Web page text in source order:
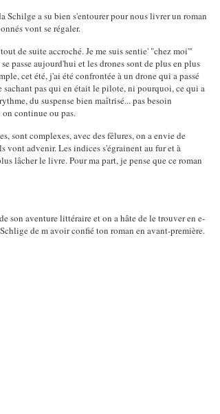
Schilge a su bien s'entourer pour nous livrer un roman
vont se régaler.
de suite accroché. Je me suis sentie' "chez moi'"
passe aujourd'hui et les drones sont de plus en plus
cet été, j'ai été confrontée à un drone qui a passé
sachant pas qui en était le pilote, ni pourquoi, ce qui a
du suspense bien maîtrisé... pas besoin
continue ou pas.
sont complexes, avec des fêlures, on a envie de
vont advenir. Les indices s'égrainent au fur et à
lâcher le livre. Pour ma part, je pense que ce roman
son aventure littéraire et on a hâte de le trouver en e-
de m avoir confié ton roman en avant-première.